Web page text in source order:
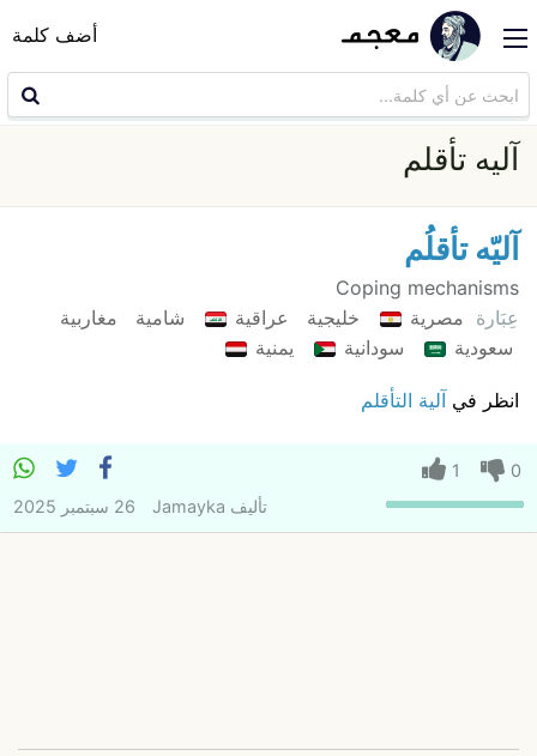
أضف كلمة
آليه تأقلم
آليّه تأقلُم
Coping mechanisms
عِبَارة مصرية خليجية عراقية شامية
مغاربية
سعودية
سودانية يمنية
انظر في آلية التأقلم
0
1
تأليف Jamayka 26 سبتمبر 2025